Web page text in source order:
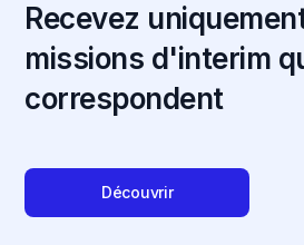
Recevez
missions d'interim
correspondent
Découvrir